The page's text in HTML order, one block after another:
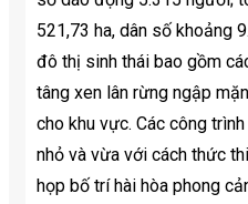
521,73 ha, dân số khoảng
đô thị sinh thái bao gồm
tâng xen lân rừng ngập
cho khu vực. Các công
nhỏ và vừa với cách thức
họp bố trí hài hòa phong